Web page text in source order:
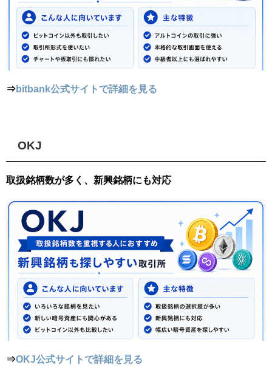
⇒bitbank公式サイトで詳細を見る
OKJ
取扱銘柄数が多く、新興銘柄にも対応
⇒OKJ公式サイトで詳細を見る